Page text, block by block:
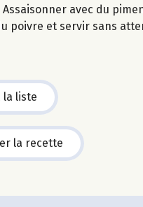
avec du
poivre et servir sans
la liste
la recette